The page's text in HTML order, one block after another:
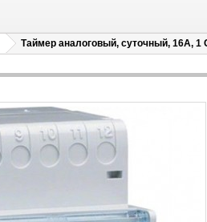
LEGRAND
Legrand Celiane
Legrand Etika
Legrand Forix
Legrand SUNO
Legrand Valena Allure
Таймер аналоговый, суточный, 16А, 1